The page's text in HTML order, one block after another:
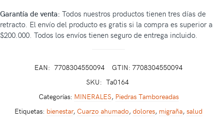
Garantía de venta: Todos nuestros productos tienen tres días de
retracto. El envío del producto es gratis si la compra es superior a
$200.000. Todos los envíos tienen seguro de entrega incluido.
EAN: 7708304550094
GTIN: 7708304550094
SKU: Ta0164
Categorías: MINERALES, Piedras Tamboreadas
Etiquetas: bienestar, Cuarzo ahumado, dolores, migraña, salud